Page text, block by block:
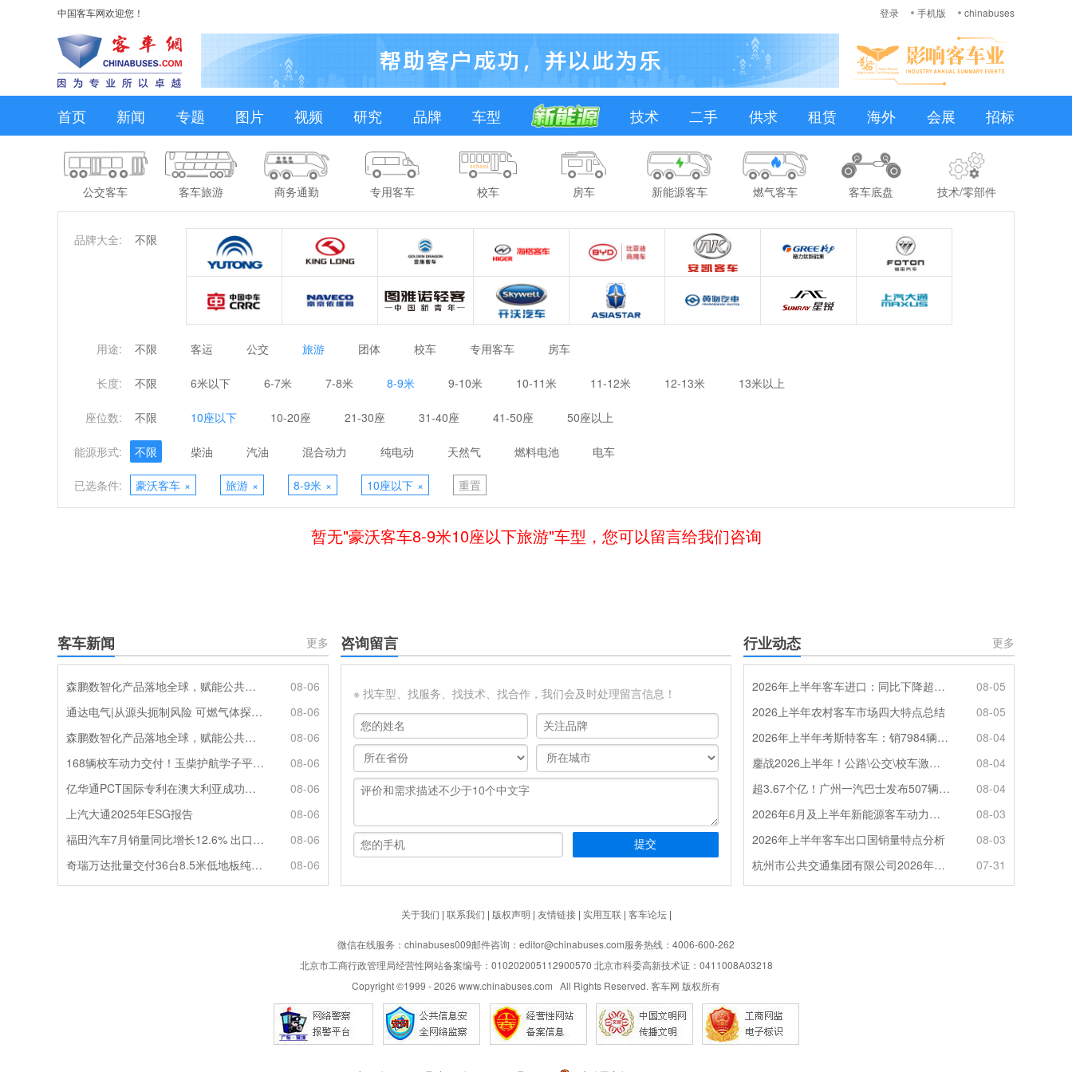
中国客车网欢迎您！ 登录 手机版 chinabuses
首页 新闻 专题 图片 视频 研究 品牌 车型 技术 二手 供求 租赁 海外 会展 招标
公交客车 客车旅游 商务通勤 专用客车 校车 房车 新能源客车 燃气客车 客车底盘 技术/零部件
品牌大全: 不限
用途: 不限 客运 公交 旅游 团体 校车 专用客车 房车
长度: 不限 6米以下 6-7米 7-8米 8-9米 9-10米 10-11米 11-12米 12-13米 13米以上
座位数: 不限 10座以下 10-20座 21-30座 31-40座 41-50座 50座以上
能源形式: 不限 柴油 汽油 混合动力 纯电动 天然气 燃料电池 电车
已选条件: 豪沃客车 × 旅游 × 8-9米 × 10座以下 × 重置
暂无"豪沃客车8-9米10座以下旅游"车型，您可以留言给我们咨询
客车新闻 更多
森鹏数智化产品落地全球，赋能公共交通新升级
08-06
通达电气|从源头扼制风险 可燃气体探测系统灵敏感知商用车燃气泄漏
08-06
森鹏数智化产品落地全球，赋能公共交通新升级
08-06
168辆校车动力交付！玉柴护航学子平安出行
08-06
亿华通PCT国际专利在澳大利亚成功授权
08-06
上汽大通2025年ESG报告
08-06
福田汽车7月销量同比增长12.6% 出口劲增90.7%
08-06
奇瑞万达批量交付36台8.5米低地板纯电公交
08-06
咨询留言
※ 找车型、找服务、找技术、找合作，我们会及时处理留言信息！
行业动态 更多
2026年上半年客车进口：同比下降超4成，轻客主体地位凸显
08-05
2026上半年农村客车市场四大特点总结
08-05
2026年上半年考斯特客车：销7984辆 6米领涨领跑 电动化提速
08-04
鏖战2026上半年！公路\公交\校车激烈角逐，谁问鼎赛道赢家?
08-04
超3.67个亿！广州一汽巴士发布507辆纯电动城市客车采购中标公告
08-04
2026年6月及上半年新能源客车动力电池装机量特点分析
08-03
2026年上半年客车出口国销量特点分析
08-03
杭州市公共交通集团有限公司2026年100辆纯电动城市客车采购招标公告
07-31
关于我们 | 联系我们 | 版权声明 | 友情链接| 实用互联| 客车论坛|
微信在线服务：chinabuses009邮件咨询：editor@chinabuses.com服务热线：4006-600-262
北京市工商行政管理局经营性网站备案编号：010202005112900570 北京市科委高新技术证：0411008A03218
Copyright ©1999 -2026 www.chinabuses.com All Rights Reserved. 客车网 版权所有